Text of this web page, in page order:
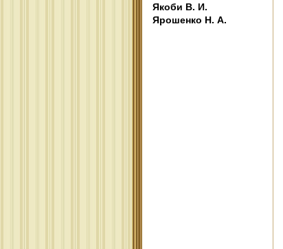
Якоби В. И.
Ярошенко Н. А.